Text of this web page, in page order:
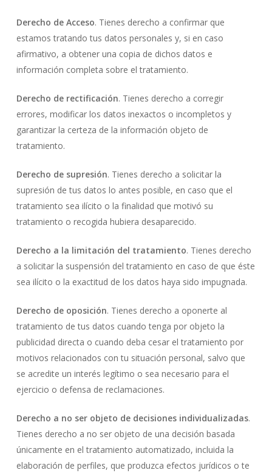
Derecho de Acceso. Tienes derecho a confirmar que
estamos tratando tus datos personales y, si en caso
afirmativo, a obtener una copia de dichos datos e
información completa sobre el tratamiento.
Derecho de rectificación. Tienes derecho a corregir
errores, modificar los datos inexactos o incompletos y
garantizar la certeza de la información objeto de
tratamiento.
Derecho de supresión. Tienes derecho a solicitar la
supresión de tus datos lo antes posible, en caso que el
tratamiento sea ilícito o la finalidad que motivó su
tratamiento o recogida hubiera desaparecido.
Derecho a la limitación del tratamiento. Tienes derecho
a solicitar la suspensión del tratamiento en caso de que éste
sea ilícito o la exactitud de los datos haya sido impugnada.
Derecho de oposición. Tienes derecho a oponerte al
tratamiento de tus datos cuando tenga por objeto la
publicidad directa o cuando deba cesar el tratamiento por
motivos relacionados con tu situación personal, salvo que
se acredite un interés legítimo o sea necesario para el
ejercicio o defensa de reclamaciones.
Derecho a no ser objeto de decisiones individualizadas.
Tienes derecho a no ser objeto de una decisión basada
únicamente en el tratamiento automatizado, incluida la
elaboración de perfiles, que produzca efectos jurídicos o te